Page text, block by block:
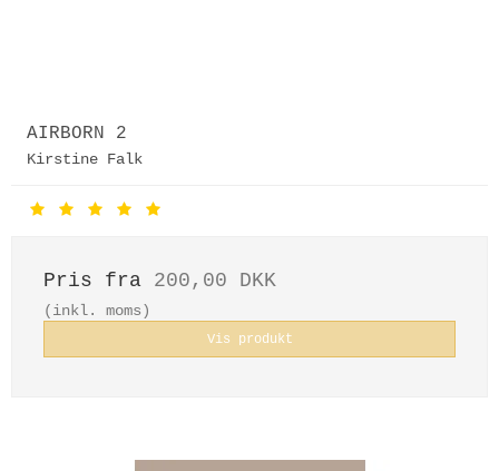
AIRBORN 2
Kirstine Falk
Pris fra 200,00 DKK
(inkl. moms)
Vis produkt